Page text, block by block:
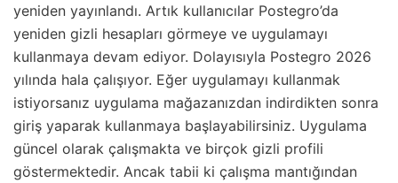
yeniden yayınlandı. Artık kullanıcılar Postegro’da
yeniden gizli hesapları görmeye ve uygulamayı
kullanmaya devam ediyor. Dolayısıyla Postegro 2026
yılında hala çalışıyor. Eğer uygulamayı kullanmak
istiyorsanız uygulama mağazanızdan indirdikten sonra
giriş yaparak kullanmaya başlayabilirsiniz. Uygulama
güncel olarak çalışmakta ve birçok gizli profili
göstermektedir. Ancak tabii ki çalışma mantığından